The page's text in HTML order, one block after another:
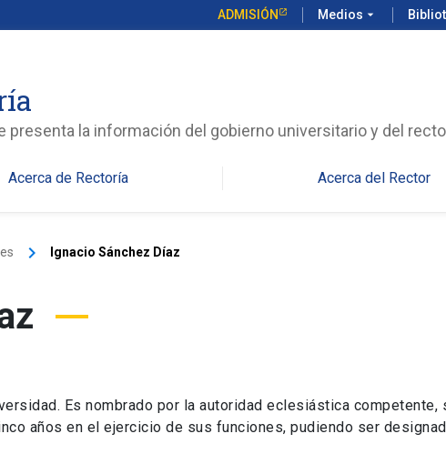
ADMISIÓN Medios arrow_drop_down
presenta la información del gobierno universitario y del
Acerca de Rectoría Acerca del Rector
keyboard_arrow_right Ignacio Sánchez Díaz
Es nombrado por la autoridad eclesiástica competente,
años en el ejercicio de sus funciones, pudiendo ser